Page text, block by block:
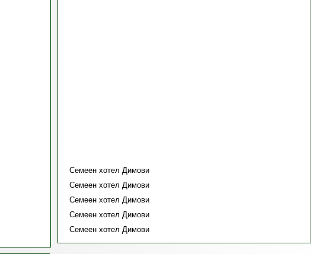
Семеен хотел Димови
Семеен хотел Димови
Семеен хотел Димови
Семеен хотел Димови
Семеен хотел Димови